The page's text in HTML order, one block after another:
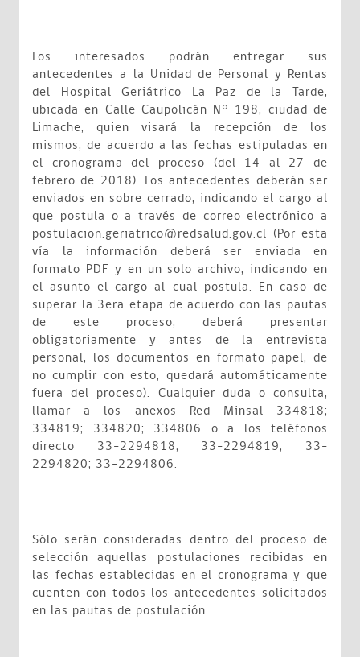
Los interesados podrán entregar sus
antecedentes a la Unidad de Personal y Rentas
del Hospital Geriátrico La Paz de la Tarde,
ubicada en Calle Caupolicán N° 198, ciudad de
Limache, quien visará la recepción de los
mismos, de acuerdo a las fechas estipuladas en
el cronograma del proceso (del 14 al 27 de
febrero de 2018). Los antecedentes deberán ser
enviados en sobre cerrado, indicando el cargo al
que postula o a través de correo electrónico a
postulacion.geriatrico@redsalud.gov.cl (Por esta
vía la información deberá ser enviada en
formato PDF y en un solo archivo, indicando en
el asunto el cargo al cual postula. En caso de
superar la 3era etapa de acuerdo con las pautas
de este proceso, deberá presentar
obligatoriamente y antes de la entrevista
personal, los documentos en formato papel, de
no cumplir con esto, quedará automáticamente
fuera del proceso). Cualquier duda o consulta,
llamar a los anexos Red Minsal 334818;
334819; 334820; 334806 o a los teléfonos
directo 33-2294818; 33-2294819; 33-
2294820; 33-2294806.
Sólo serán consideradas dentro del proceso de
selección aquellas postulaciones recibidas en
las fechas establecidas en el cronograma y que
cuenten con todos los antecedentes solicitados
en las pautas de postulación.